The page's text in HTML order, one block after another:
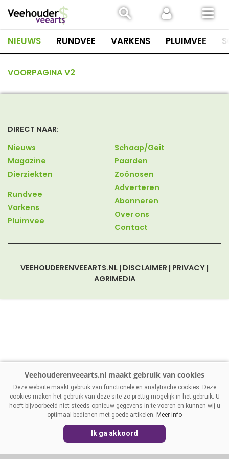
naar
inhoud
NIEUWS RUNDVEE VARKENS PLUIMVEE
VOORPAGINA V2
DIRECT NAAR:
Nieuws
Magazine
Dierziekten
Rundvee
Varkens
Pluimvee
Schaap/Geit
Paarden
Zoönosen
Adverteren
Abonneren
Over ons
Contact
VEEHOUDERENVEEARTS.NL | DISCLAIMER | PRIVACY |
AGRIMEDIA
Deze website maakt gebruik van functionele en analytische cookies. Deze
cookies maken het gebruik van deze site zo prettig mogelijk in het gebruik. U
hoeft bijvoorbeeld niet steeds opnieuw gegevens in te voeren en kunnen wij u
optimaal bedienen met goede artikelen. Meer info
Ik ga akkoord